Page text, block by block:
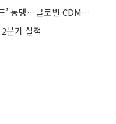
HLB펩, 日 펩티그로스와 ‘펩타이드’ 동맹…글로벌 CDMO 영토 넓힌다
분기 실적